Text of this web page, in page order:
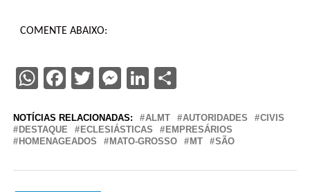
COMENTE ABAIXO:
WhatsApp
Facebook
Twitter
Messenger
LinkedIn
Share
NOTÍCIAS RELACIONADAS: ALMT AUTORIDADES
CIVIS
DESTAQUE
ECLESIÁSTICAS
EMPRESÁRIOS
HOMENAGEADOS
MATO-GROSSO MT SÃO